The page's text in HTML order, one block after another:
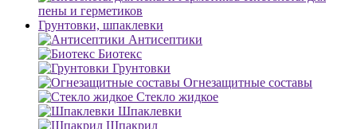
пены и герметиков
Грунтовки, шпаклевки
Антисептики
Биотекс
Грунтовки
Огнезащитные составы
Стекло жидкое
Шпаклевки
Шпакрил